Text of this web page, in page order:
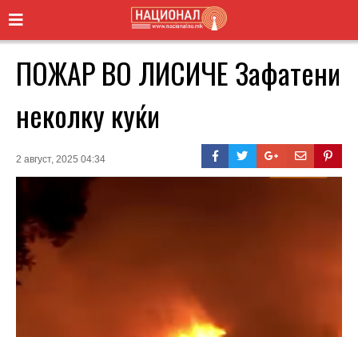
ПОЖАР ВО ЛИСИЧЕ Зафатени
неколку куќи
2 август, 2025 04:34